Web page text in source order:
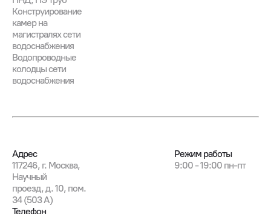
Конструирование
камер на
магистралях сети
водоснабжения
Водопроводные
колодцы сети
водоснабжения
Адрес
117246, г. Москва,
Научный
проезд, д. 10, пом.
34 (503 А)
Режим работы
9:00 - 19:00 пн-пт
Телефон